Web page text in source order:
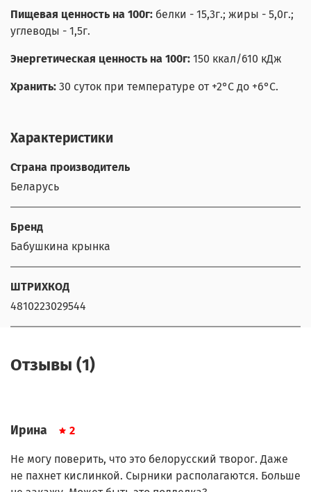
Пищевая ценность на 100г: белки - 15,3г.; жиры - 5,0г.;
углеводы - 1,5г.
Энергетическая ценность на 100г: 150 ккал/610 кДж
Хранить: 30 суток при температуре от +2°С до +6°С.
Характеристики
Страна производитель
Беларусь
Бренд
Бабушкина крынка
ШТРИХКОД
4810223029544
Отзывы (1)
Ирина 2
Не могу поверить, что это белорусский творог. Даже
не пахнет кислинкой. Сырники располагаются. Больше